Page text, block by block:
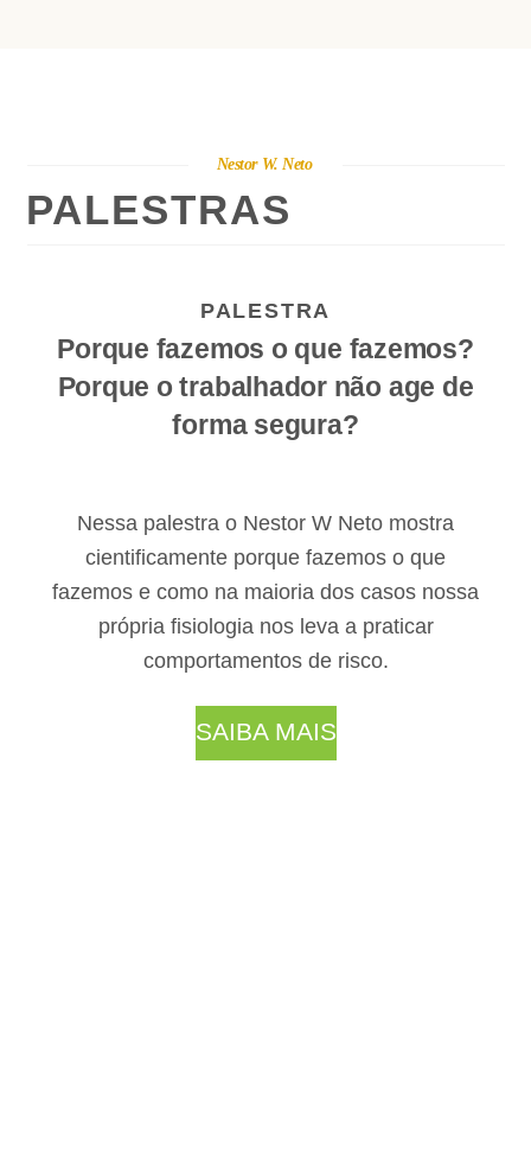
Nestor W. Neto
PALESTRAS
PALESTRA
Porque fazemos o que fazemos?
Porque o trabalhador não age de
forma segura?
Nessa palestra o Nestor W Neto mostra
cientificamente porque fazemos o que
fazemos e como na maioria dos casos nossa
própria fisiologia nos leva a praticar
comportamentos de risco.
SAIBA MAIS